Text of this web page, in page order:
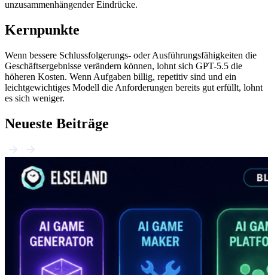
unzusammenhängender Eindrücke.
Kernpunkte
Wenn bessere Schlussfolgerungs- oder Ausführungsfähigkeiten die
Geschäftsergebnisse verändern können, lohnt sich GPT-5.5 die
höheren Kosten. Wenn Aufgaben billig, repetitiv sind und ein
leichtgewichtiges Modell die Anforderungen bereits gut erfüllt, lohnt
es sich weniger.
Neueste Beiträge